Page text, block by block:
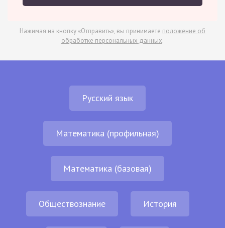
Нажимая на кнопку «Отправить», вы принимаете положение об
обработке персональных данных.
Русский язык
Математика (профильная)
Математика (базовая)
Обществознание История